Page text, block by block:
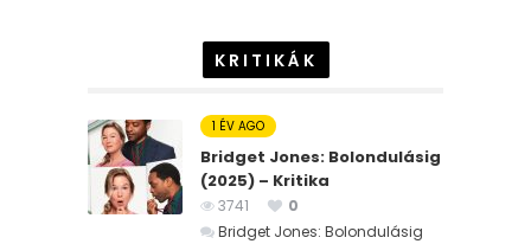
KRITIKÁK
1 ÉV AGO
Bridget Jones: Bolondulásig
(2025) – Kritika
3741
0
Bridget Jones: Bolondulásig